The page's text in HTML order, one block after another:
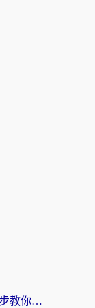
从墨西哥回国内的VPN怎么选？3步教你无缝刷剧、玩国服游戏